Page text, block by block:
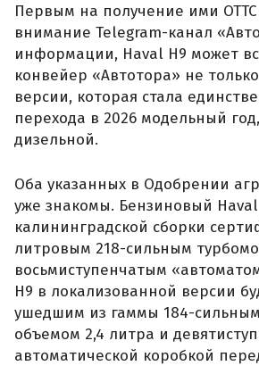
Первым на получение ими
внимание Telegram-канал
информации, Haval H9 может
конвейер «Автотора» не
версии, которая стала
перехода в 2026 модельный
дизельной.
Оба указанных в Одобрении
уже знакомы. Бензиновый Haval
калининградской сборки
литровым 218-сильным
восьмиступенчатым
H9 в локализованной версии
ушедшим из гаммы 184-
объемом 2,4 литра и
автоматической коробкой